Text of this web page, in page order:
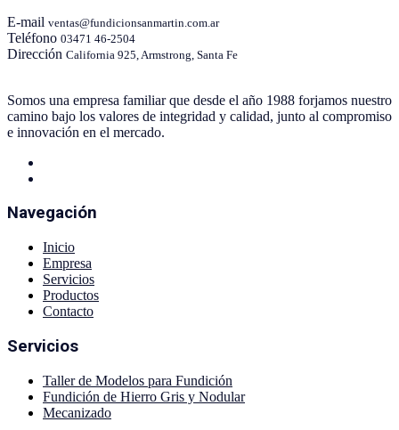
E-mail ventas@fundicionsanmartin.com.ar
Teléfono 03471 46-2504
Dirección California 925, Armstrong, Santa Fe
Somos una empresa familiar que desde el año 1988 forjamos nuestro
camino bajo los valores de integridad y calidad, junto al compromiso
e innovación en el mercado.
Navegación
Inicio
Empresa
Servicios
Productos
Contacto
Servicios
Taller de Modelos para Fundición
Fundición de Hierro Gris y Nodular
Mecanizado